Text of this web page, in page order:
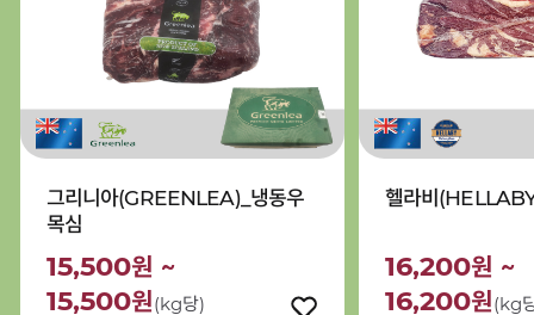
그리니아(GREENLEA)_냉동우
목심
15,500원 ~
15,500원(kg당)
찜
헬라비
16,200원 ~
16,200원(kg